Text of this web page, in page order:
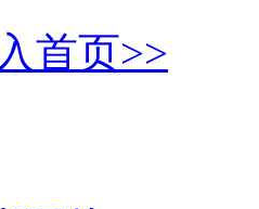
首页>>